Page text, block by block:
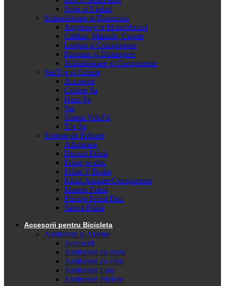
Spițe și Nipluri
Schimbătoare și Transmisii
Angrenaje și Monoblocuri
Cabluri, Mantale, Capete
Lanțuri și Componente
Pinioane și Distanțiere
Schimbătoare și Componente
Șei/Tije și Coliere
Accesorii
Coliere Șa
Huse Șa
Șei
Sistem VeloFit
Tije Șa
Sisteme de Frânare
Adaptoare
Discuri Frână
Frâne pe disc
Frâne V-Brake
Kituri Aerisire/Componente
Manete Frână
Plăcuțe Frână Disc
Saboti Frână
Accesorii pentru Bicicleta
Antifurturi și Alarme
Accesorii
Antifurturi cu cheie
Antifurturi cu cifru
Antifurturi Lanț
Antifurturi Pliabile